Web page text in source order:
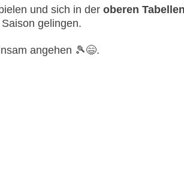
und sich in der oberen
gelingen.
angehen 🎾😄.